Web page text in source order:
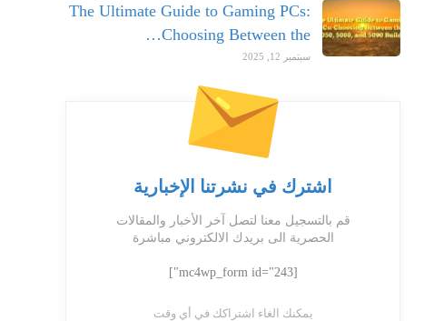
The Ultimate Guide to Gaming PCs:
Choosing Between the…
سبتمبر 12, 2025
اشترك في نشرتنا الإخبارية
قم بالتسجيل معنا لتصل آخر الأخبار والمقالات
الحصرية الى بريدك الالكتروني مباشرة
[mc4wp_form id="243"]
يمكنك الغاء اشتراكك في أي وقت